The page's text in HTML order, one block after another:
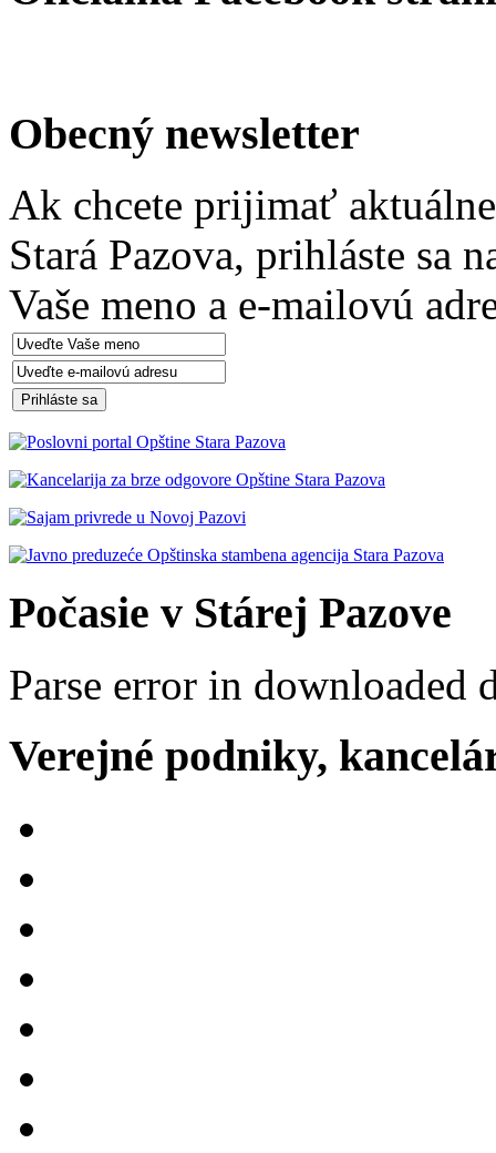
Obecný newsletter
Ak chcete prijimať
Stará Pazova, prihláste sa
Vaše meno a e-mailovú
Počasie v Stárej Pazove
Parse error in downloaded
Verejné podniky,